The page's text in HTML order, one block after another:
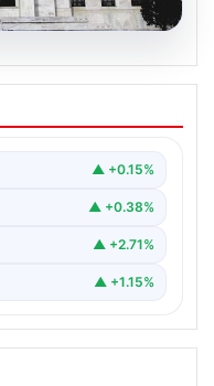
▲ +0.15%
▲ +0.38%
▲ +2.71%
▲ +1.15%